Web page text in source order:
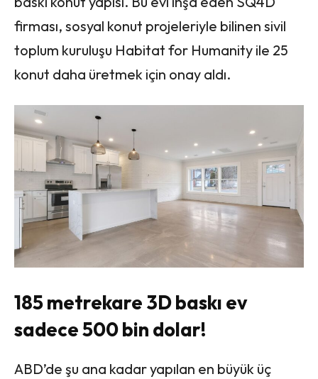
firması, sosyal konut projeleriyle bilinen sivil
toplum kuruluşu Habitat for Humanity ile 25
konut daha üretmek için onay aldı.
185 metrekare 3D baskı ev
sadece 500 bin dolar!
ABD’de şu ana kadar yapılan en büyük üç